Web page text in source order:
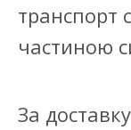
транспорт
частиною
За